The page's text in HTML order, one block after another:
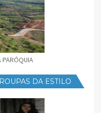
PARÓQUIA
DA ESTILO